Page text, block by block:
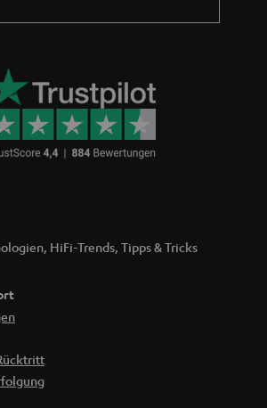
HiFi-Trends, Tipps & Tricks